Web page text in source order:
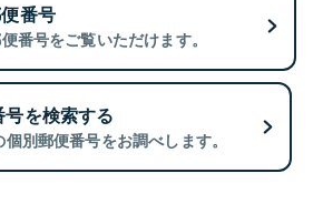
番号
番号をご覧いただけます。
を検索する
別郵便番号をお調べします。